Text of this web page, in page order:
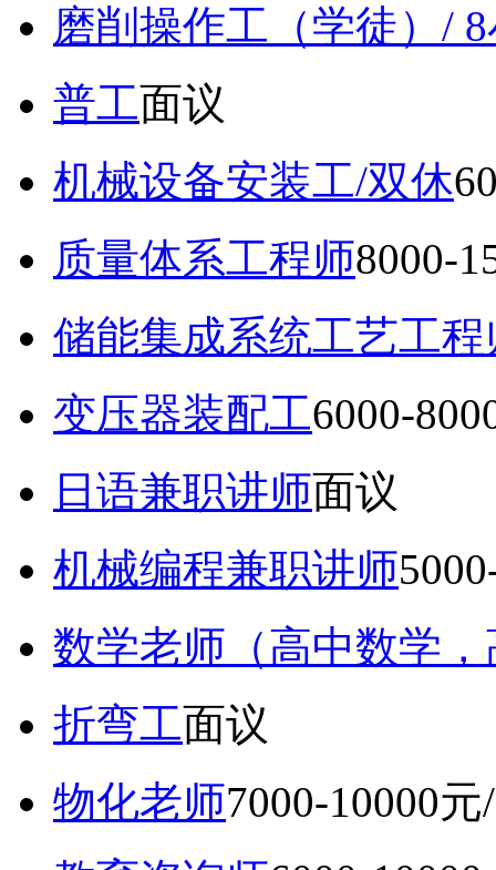
磨削操作工（学徒）/
普工面议
机械设备安装工/双休
质量体系工程师8000-
储能集成系统工艺工程
变压器装配工6000-
日语兼职讲师面议
机械编程兼职讲师
数学老师（高中数学
折弯工面议
物化老师7000-10000元